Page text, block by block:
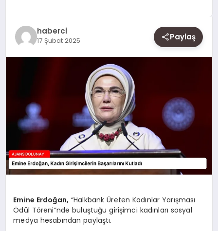
MAGAZIN
SPOR
YAŞAM
haberci
17 Şubat 2025 Paylaş
Emine Erdoğan, “Halkbank Üreten Kadınlar Yarışması
Ödül Töreni”nde buluştuğu girişimci kadınları sosyal
medya hesabından paylaştı.